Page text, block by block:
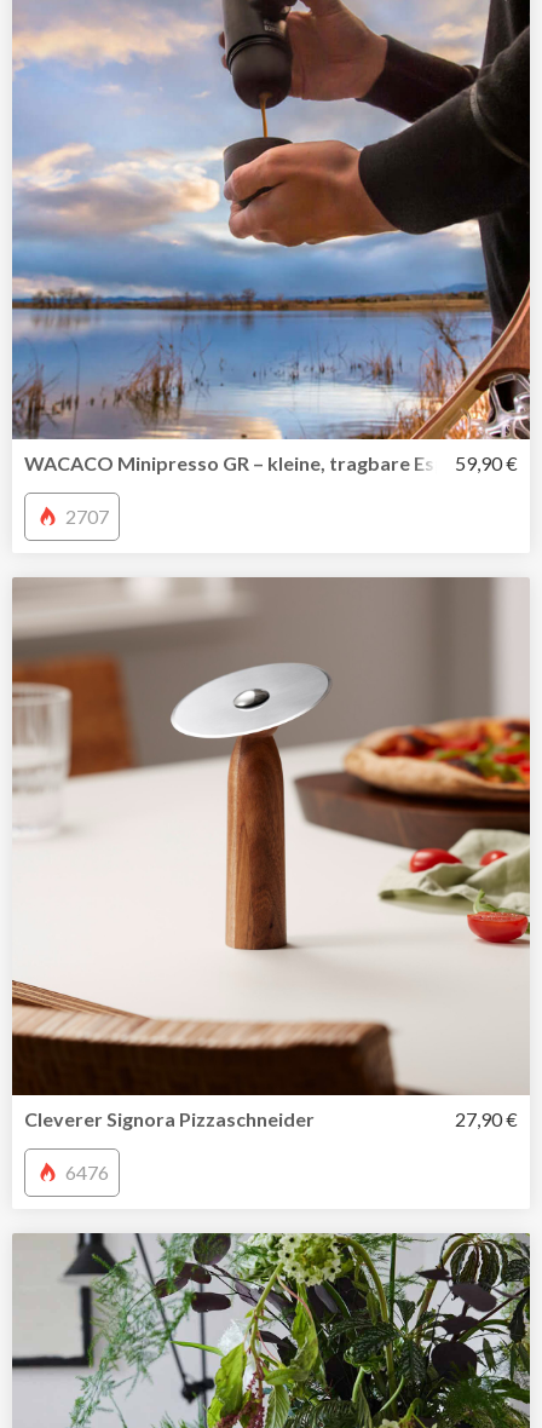
WACACO Minipresso GR – kleine, tragbare 59,90 €
2707
Cleverer Signora Pizzaschneider 27,90 €
6476